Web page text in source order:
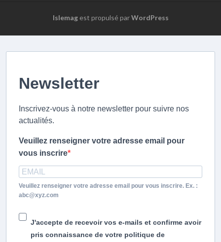
Islemagest propulsé parWordPress
Newsletter
Inscrivez-vous à notre newsletter pour suivre nos
actualités.
Veuillez renseigner votre adresse email pour
vous inscrire
Veuillez renseigner votre adresse email pour vous inscrire. Ex. :
abc@xyz.com
J'accepte de recevoir vos e-mails et confirme avoir
pris connaissance de votre politique de